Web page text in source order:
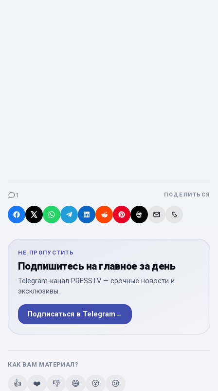
1 ПОДЕЛИТЬСЯ
НЕ ПРОПУСТИТЬ
Подпишитесь на главное за день
Telegram-канал PRESS.LV — срочные новости и
эксклюзивы.
Подписаться в Telegram→
КАК ВАМ МАТЕРИАЛ?
👍 ❤️ 👎 😄 😮 😢